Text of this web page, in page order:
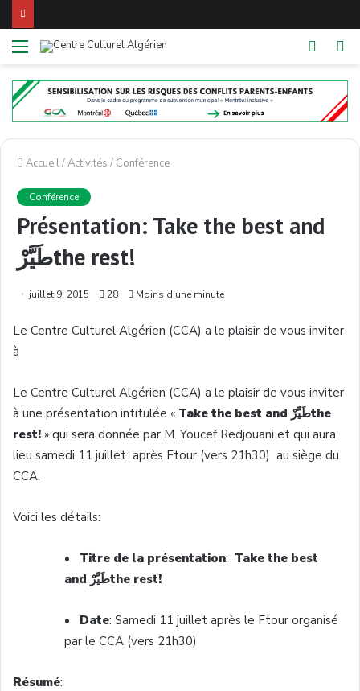
Menu
Switch
Accueil/Activités / Conférence
Conférence
Présentation: Take the best and
طَيَّرْthe rest!
juillet 9, 2015 28 Moins d'une minute
Le Centre Culturel Algérien (CCA) a le plaisir de vous inviter
à
Le Centre Culturel Algérien (CCA) a le plaisir de vous inviter
à une présentation intitulée « Take the best and طَيَّرْthe
rest! » qui sera donnée par M. Youcef Redjouani et qui aura
lieu samedi 11 juillet après Ftour (vers 21h30) au siège du
CCA.
Voici les détails:
• Titre de la présentation: Take the best
and طَيَّرْthe rest!
• Date: Samedi 11 juillet après le Ftour organisé
par le CCA (vers 21h30)
Résumé: